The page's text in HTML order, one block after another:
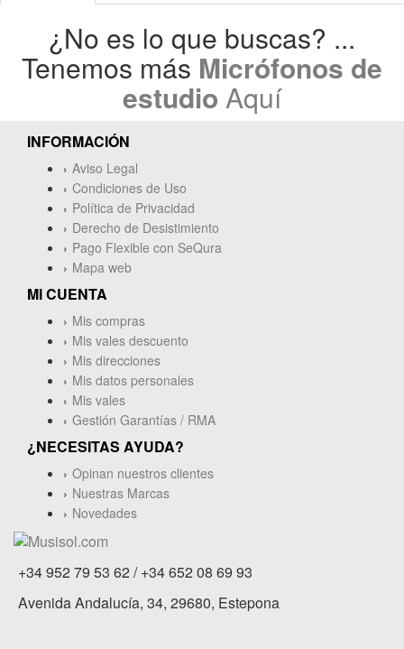
¿No es lo que buscas? ...
Tenemos más Micrófonos de
estudio Aquí
INFORMACIÓN
Aviso Legal
Condiciones de Uso
Política de Privacidad
Derecho de Desistimiento
Pago Flexible con SeQura
Mapa web
MI CUENTA
Mis compras
Mis vales descuento
Mis direcciones
Mis datos personales
Mis vales
Gestión Garantías / RMA
¿NECESITAS AYUDA?
Opinan nuestros clientes
Nuestras Marcas
Novedades
+34 952 79 53 62 / +34 652 08 69 93
Avenida Andalucía, 34, 29680, Estepona